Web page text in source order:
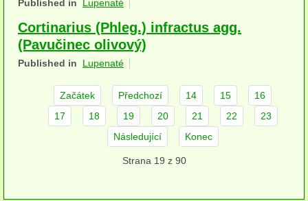
Perithecia nestromatická
Rosoly
Published in Lupenaté
Cortinarius (Phleg.) infractus agg.
(Pavučinec olivový)
Published in Lupenaté
Začátek Předchozí 14 15
16
17
18 19 20 21 22
23
Následující
Konec
Strana 19 z 90